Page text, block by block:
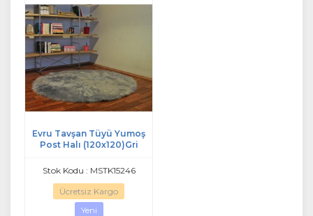
Evru Tavşan Tüyü Yumoş
Post Halı (120x120)Gri
Stok Kodu : MSTK15246
Ücretsiz Kargo
Yeni